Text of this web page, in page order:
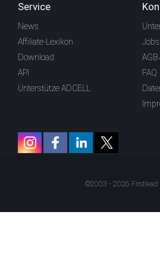
Service
News
Affiliate-Lexikon
Download
API
Unterstütze ADCELL
Jobs
FAQ
©2003 - 2026 Firstlead